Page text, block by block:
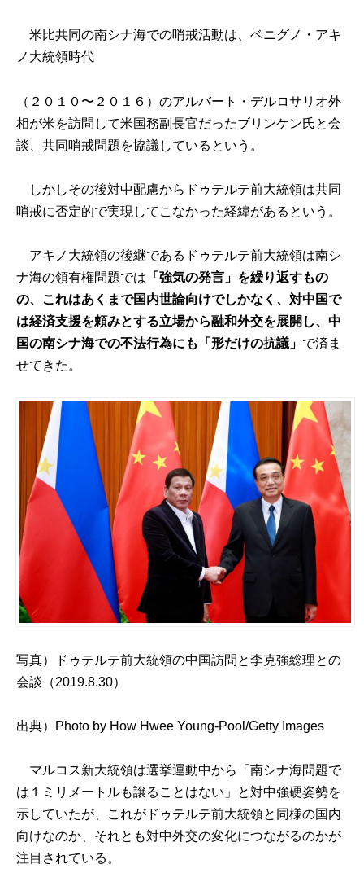
米比共同の南シナ海での哨戒活動は、ベニグノ・アキ
ノ大統領時代
（２０１０〜２０１６）のアルバート・デルロサリオ外
相が米を訪問して米国務副長官だったブリンケン氏と会
談、共同哨戒問題を協議しているという。
しかしその後対中配慮からドゥテルテ前大統領は共同
哨戒に否定的で実現してこなかった経緯があるという。
アキノ大統領の後継であるドゥテルテ前大統領は南シ
ナ海の領有権問題では 「強気の発言」を繰り返すもの
の、これはあくまで国内世論向けでしかなく、対中国で
は経済支援を頼みとする立場から融和外交を展開し、中
国の南シナ海での不法行為にも「形だけの抗議」 で済ま
せてきた。
写真）ドゥテルテ前大統領の中国訪問と李克強総理との
会談（2019.8.30）
出典） Photo by How Hwee Young-Pool/Getty Images
マルコス新大統領は選挙運動中から「南シナ海問題で
は１ミリメートルも譲ることはない」と対中強硬姿勢を
示していたが、これがドゥテルテ前大統領と同様の国内
向けなのか、それとも対中外交の変化につながるのかが
注目されている。